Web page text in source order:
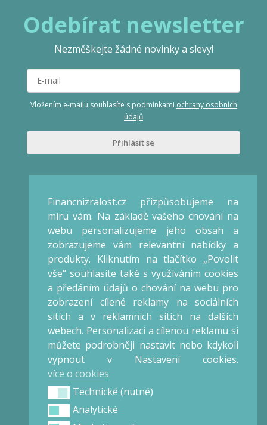
Odebírat newsletter
Nezměškejte žádné novinky a slevy!
Vložením e-mailu souhlasíte s podmínkami ochrany osobních
údajů
Přihlásit se
Veronika Kalátová
Praha
IČO: 66868475
Obchod
Obchodní podmínky
Reklamační řád
Ochrana osobních údajů
Ceník
+420 777 025 000
info@financnizralost.cz
financnizralost@gmail.com
Financnizralost.cz přizpůsobujeme na
míru vám. Na základě vašeho chování na
webu personalizujeme jeho obsah a
zobrazujeme vám relevantní nabídky a
produkty. Kliknutím na tlačítko „Povolit
vše“ souhlasíte také s využíváním cookies
a předáním údajů o chování na webu pro
zobrazení cílené reklamy na sociálních
sítích a v reklamních sítích na dalších
webech. Personalizaci a cílenou reklamu si
můžete podrobněji nastavit nebo kdykoli
vypnout v Nastavení cookies.
více o cookies
Technické (nutné)
Technické (nutné)
AnalytickéAnalytické